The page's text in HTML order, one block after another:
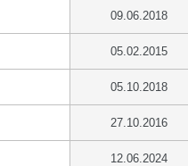
09.06.2018
05.02.2015
05.10.2018
27.10.2016
12.06.2024